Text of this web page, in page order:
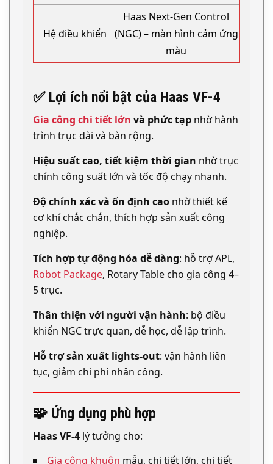
Hệ điều khiển
Haas Next-Gen Control
(NGC) – màn hình cảm ứng
màu
✅ Lợi ích nổi bật của Haas VF-4
Gia công chi tiết lớn và phức tạp nhờ hành
trình trục dài và bàn rộng.
Hiệu suất cao, tiết kiệm thời gian nhờ trục
chính công suất lớn và tốc độ chạy nhanh.
Độ chính xác và ổn định cao nhờ thiết kế
cơ khí chắc chắn, thích hợp sản xuất công
nghiệp.
Tích hợp tự động hóa dễ dàng: hỗ trợ APL,
Robot Package, Rotary Table cho gia công 4–
5 trục.
Thân thiện với người vận hành: bộ điều
khiển NGC trực quan, dễ học, dễ lập trình.
Hỗ trợ sản xuất lights-out: vận hành liên
tục, giảm chi phí nhân công.
🧩 Ứng dụng phù hợp
Haas VF-4 lý tưởng cho:
Gia công khuôn mẫu, chi tiết lớn, chi tiết